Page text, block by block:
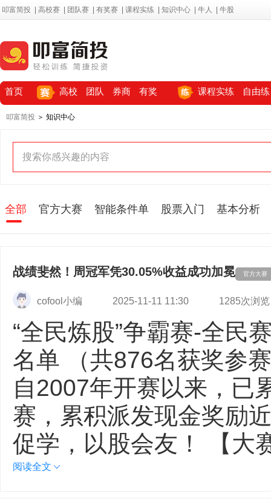
叩富简投 高校赛 团队赛 有奖赛 课程实练 知识中心 牛人 牛股
首页 高校 团队 券商 有奖 课程实练 自由练
叩富简投 ＞ 知识中心
全部 官方大赛 智能条件单 股票入门 基本分析
战绩斐然！周冠军凭30.05%收益成功加冕 官方大赛
cofool小编 2025-11-11 11:30 1285次浏览
“全民炼股”争霸赛-全民
名单 （共876名获奖参
自2007年开赛以来，已
赛，累积派发现金奖励
促学，以股会友！ 【大
阅读全文